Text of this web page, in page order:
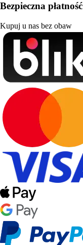
Bezpieczna płatność
Kupuj u nas bez obaw